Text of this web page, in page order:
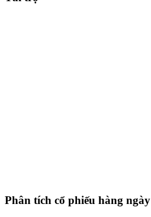
Phân tích cổ phiếu hàng ngày